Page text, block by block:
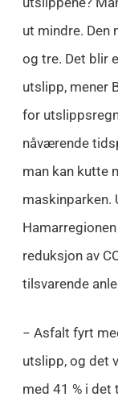
ut mindre. Den
og tre. Det blir
utslipp, mener
for
nåværende
man kan kutte
maskinparken.
reduksjon av
tilsvarende
− Asfalt fyrt
utslipp, og det
med 41 % i